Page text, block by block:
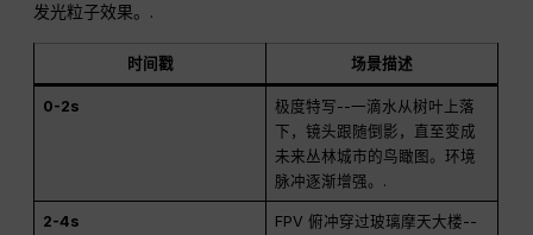
发光粒子效果。.
时间戳 场景描述
0-2s
极度特写--一滴水从树叶上落
下，镜头跟随倒影，直至变成
未来丛林城市的鸟瞰图。环境
脉冲逐渐增强。.
2-4s
FPV 俯冲穿过玻璃摩天大楼--